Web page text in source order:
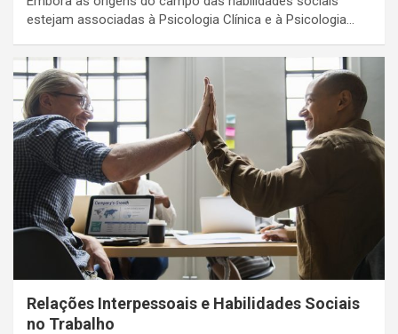
estejam associadas à Psicologia Clínica e à Psicologia…
Relações Interpessoais e Habilidades Sociais
no Trabalho